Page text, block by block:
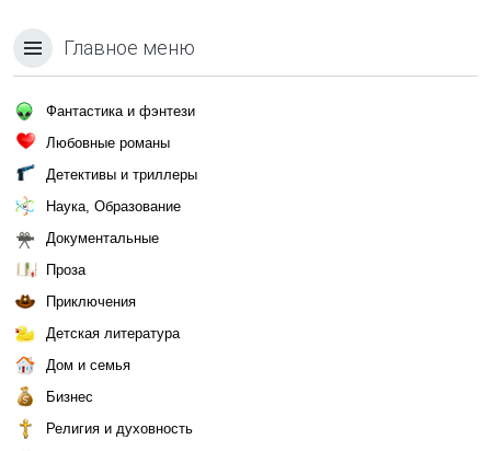
Главное меню
Фантастика и фэнтези
Любовные романы
Детективы и триллеры
Наука, Образование
Документальные
Проза
Приключения
Детская литература
Дом и семья
Бизнес
Религия и духовность